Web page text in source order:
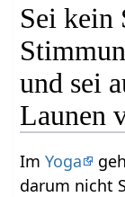
Sei kein
und sei
Launen
ImYoga
darum nicht